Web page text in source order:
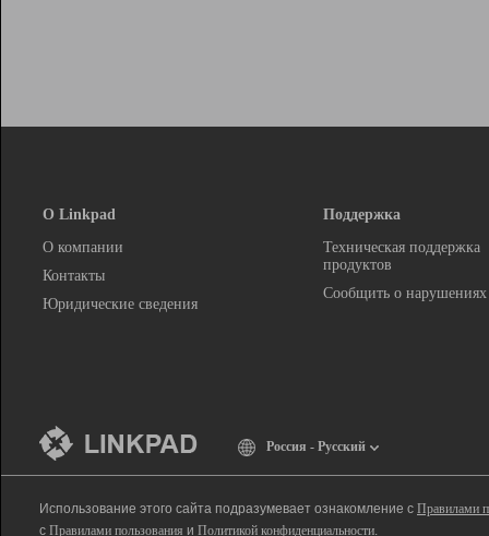
О Linkpad
О компании
Контакты
Юридические сведения
Поддержка
Техническая поддержка
продуктов
Сообщить о нарушениях
Россия - Русский
Использование этого сайта подразумевает ознакомление с Правилами
с Правилами пользования и Политикой конфиденциальности.